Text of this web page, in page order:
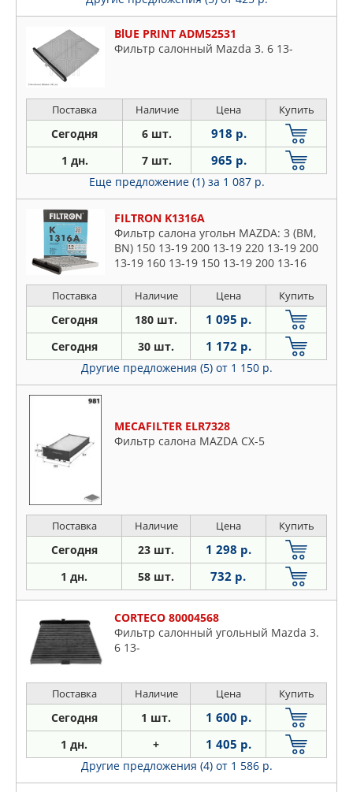
BlUE PRINT ADM52531
Фильтр салонный Mazda 3. 6 13-
Поставка Наличие Цена Купить
Сегодня 6 шт. 918 р.
1 дн. 7 шт. 965 р.
Еще предложение (1) за 1 087 р.
FILTRON K1316A
Фильтр салона угольн MAZDA: 3 (BM,
BN) 150 13-19 200 13-19 220 13-19 200
13-19 160 13-19 150 13-19 200 13-16
220 13-19 200 14
Поставка Наличие Цена Купить
Сегодня 180 шт. 1 095 р.
Сегодня 30 шт. 1 172 р.
Другие предложения (5) от 1 150 р.
MECAFILTER ELR7328
Фильтр салона MAZDA CX-5
Поставка Наличие Цена Купить
Сегодня 23 шт. 1 298 р.
1 дн. 58 шт. 732 р.
CORTECO 80004568
Фильтр салонный угольный Mazda 3.
6 13-
Поставка Наличие Цена Купить
Сегодня 1 шт. 1 600 р.
1 дн. + 1 405 р.
Другие предложения (4) от 1 586 р.